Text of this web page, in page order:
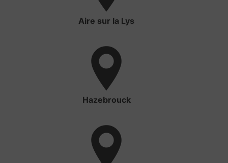
Aire sur la Lys
Hazebrouck